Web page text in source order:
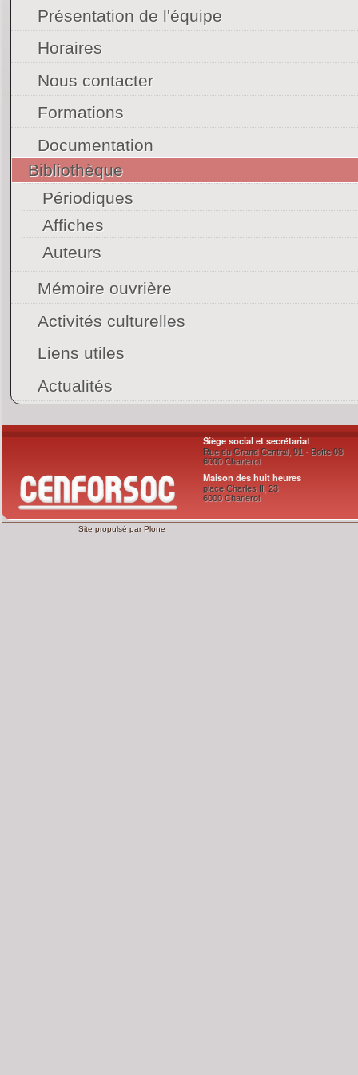
Présentation de l'équipe
Horaires
Nous contacter
Formations
Documentation
Bibliothèque
Périodiques
Affiches
Auteurs
Mémoire ouvrière
Activités culturelles
Liens utiles
Actualités
Siège social et secrétariat
Rue du Grand Central, 91 - Boîte 08
6000 Charleroi
Maison des huit heures
place Charles II, 23
6000 Charleroi
Site propulsé parPlone